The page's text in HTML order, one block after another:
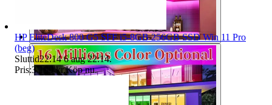
HP EliteDesk 800 G5 SFF i5-8GB 256GB SSD Win 11 Pro
(beg)
Sluttid22:14 6 aug 22:14.
Pris:3 199 kr,Köp nu.